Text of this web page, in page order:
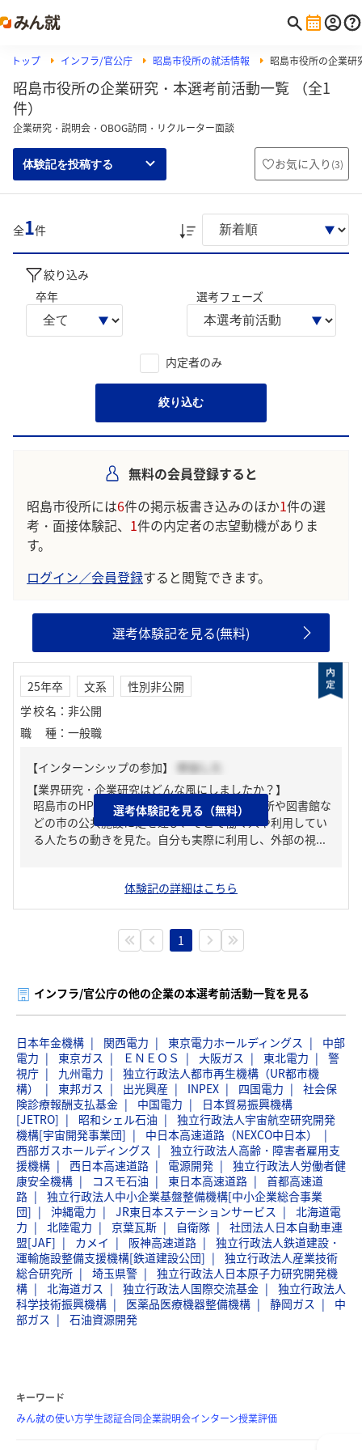
トップ インフラ/官公庁 昭島市役所の就活情報 昭島市役所の企業研
昭島市役所の企業研究・本選考前活動一覧 （全1
件）
企業研究・説明会・OBOG訪問・リクルーター面談
体験記を投稿する お気に入り (3)
全1件
絞り込み
卒年
選考フェーズ
内定者のみ
絞り込む
無料の会員登録すると
昭島市役所には6件の掲示板書き込みのほか1件の選
考・面接体験記、 1件の内定者の志望動機がありま
す。
ログイン／会員登録すると閲覧できます。
選考体験記を見る(無料)
25年卒 文系
性別非公開
学校名 ： 非公開
職種 ： 一般職
【インターンシップの参加】
参加した
【業界研究・企業研究はどんな風にしましたか？】
昭島市のHPを見た。それ以外にも実際に市役所や図書館な
どの市の公共施設に足を運び、そこで働く人や利用してい
る人たちの動きを見た。自分も実際に利用し、外部の視...
選考体験記を見る（無料）
体験記の詳細はこちら
1
インフラ/官公庁の他の企業の本選考前活動一覧を見る
日本年金機構 関西電力 東京電力ホールディングス
中部
電力
東京ガス ＥＮＥＯＳ 大阪ガス 東北電力
警
視庁
九州電力
独立行政法人都市再生機構（UR都市機
構）
東邦ガス 出光興産 INPEX 四国電力
社会保
険診療報酬支払基金
中国電力
日本貿易振興機構
[JETRO]
昭和シェル石油
独立行政法人宇宙航空研究開発
機構[宇宙開発事業団]
中日本高速道路（NEXCO中日本）
西部ガスホールディングス
独立行政法人高齢・障害者雇用支
援機構
西日本高速道路 電源開発
独立行政法人労働者健
康安全機構
コスモ石油 東日本高速道路
首都高速道
路
独立行政法人中小企業基盤整備機構[中小企業総合事業
団]
沖縄電力 JR東日本ステーションサービス
北海道電
力
北陸電力 京葉瓦斯 自衛隊
社団法人日本自動車連
盟[JAF]
カメイ 阪神高速道路
独立行政法人鉄道建設・
運輸施設整備支援機構[鉄道建設公団]
独立行政法人産業技術
総合研究所
埼玉県警
独立行政法人日本原子力研究開発機
構
北海道ガス 独立行政法人国際交流基金
独立行政法人
科学技術振興機構
医薬品医療機器整備機構 静岡ガス
中
部ガス
石油資源開発
キーワード
みん就の使い方学生認証合同企業説明会インターン授業評価